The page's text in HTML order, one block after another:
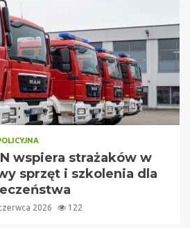
wspiera strażaków w
sprzęt i szkolenia dla
2026 122